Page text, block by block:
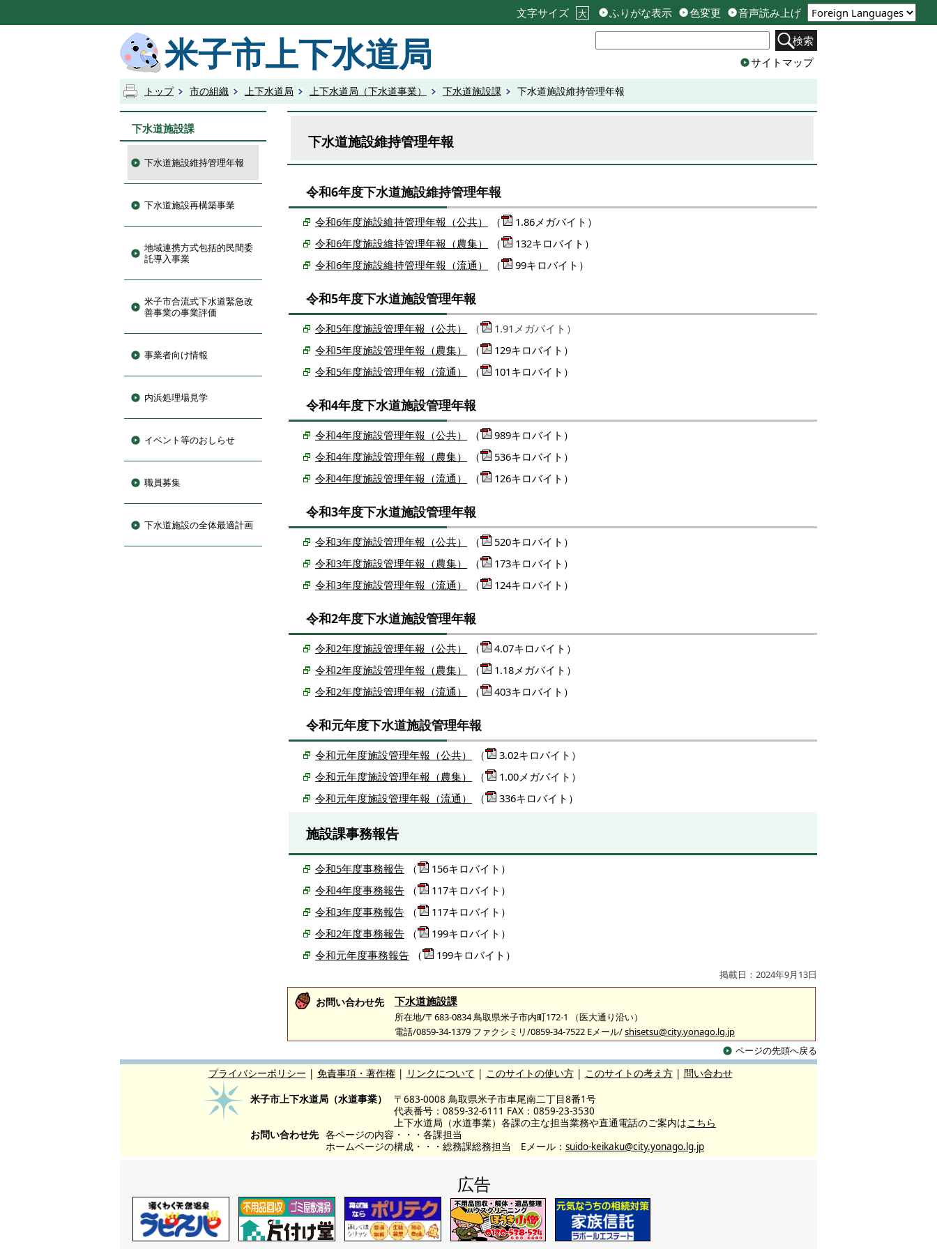
文字サイズ 大 ふりがな表示 色変更 音声読み上げ
米子市上下水道局
検索
サイトマップ
トップ 市の組織 上下水道局 上下水道局（下水道事業） 下水道施設課 下水道施設維持管理年報
下水道施設課
下水道施設維持管理年報
下水道施設再構築事業
地域連携方式包括的民間委
託導入事業
米子市合流式下水道緊急改
善事業の事業評価
事業者向け情報
内浜処理場見学
イベント等のおしらせ
職員募集
下水道施設の全体最適計画
下水道施設維持管理年報
令和6年度下水道施設維持管理年報
令和6年度施設維持管理年報（公共） （
1.86メガバイト）
令和6年度施設維持管理年報（農集）
（
132キロバイト）
令和6年度施設維持管理年報（流通）
（ 99キロバイト）
令和5年度下水道施設管理年報
令和5年度施設管理年報（公共） （
1.91メガバイト）
令和5年度施設管理年報（農集）
（
129キロバイト）
令和5年度施設管理年報（流通）
（ 101キロバイト）
令和4年度下水道施設管理年報
令和4年度施設管理年報（公共） （
989キロバイト）
令和4年度施設管理年報（農集）
（
536キロバイト）
令和4年度施設管理年報（流通）
（ 126キロバイト）
令和3年度下水道施設管理年報
令和3年度施設管理年報（公共） （
520キロバイト）
令和3年度施設管理年報（農集）
（
173キロバイト）
令和3年度施設管理年報（流通）
（ 124キロバイト）
令和2年度下水道施設管理年報
令和2年度施設管理年報（公共） （
4.07キロバイト）
令和2年度施設管理年報（農集）
（
1.18メガバイト）
令和2年度施設管理年報（流通）
（ 403キロバイト）
令和元年度下水道施設管理年報
令和元年度施設管理年報（公共） （
3.02キロバイト）
令和元年度施設管理年報（農集）
（
1.00メガバイト）
令和元年度施設管理年報（流通）
（ 336キロバイト）
施設課事務報告
令和5年度事務報告 （
156キロバイト）
令和4年度事務報告 （
117キロバイト）
令和3年度事務報告 （
117キロバイト）
令和2年度事務報告 （
199キロバイト）
令和元年度事務報告 （ 199キロバイト）
掲載日：2024年9月13日
お問い合わせ先 下水道施設課
所在地/〒683-0834 鳥取県米子市内町172-1 （医大通り沿い）
電話/0859-34-1379 ファクシミリ/0859-34-7522 Eメール/shisetsu@city.yonago.lg.jp
ページの先頭へ戻る
プライバシーポリシー | 免責事項・著作権 | リンクについて | このサイトの使い方 | このサイトの考え方 | 問い合わせ
米子市上下水道局（水道事業）
〒683-0008 鳥取県米子市車尾南二丁目8番1号
代表番号：0859-32-6111 FAX：0859-23-3530
上下水道局（水道事業）各課の主な担当業務や直通電話のご案内はこちら
お問い合わせ先 各ページの内容・・・各課担当
ホームページの構成・・・総務課総務担当 Eメール： suido-keikaku@city.yonago.lg.jp
広告